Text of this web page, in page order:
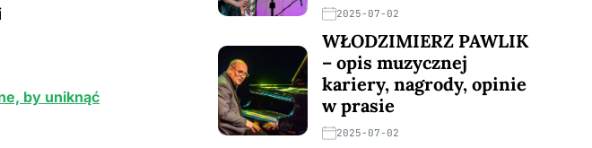
by uniknąć
2025-07-02
WŁODZIMIERZ PAWLIK
– opis muzycznej
kariery, nagrody, opinie
w prasie
2025-07-02